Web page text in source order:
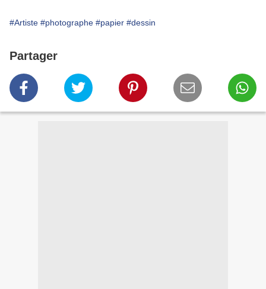
#Artiste #photographe #papier #dessin
Partager